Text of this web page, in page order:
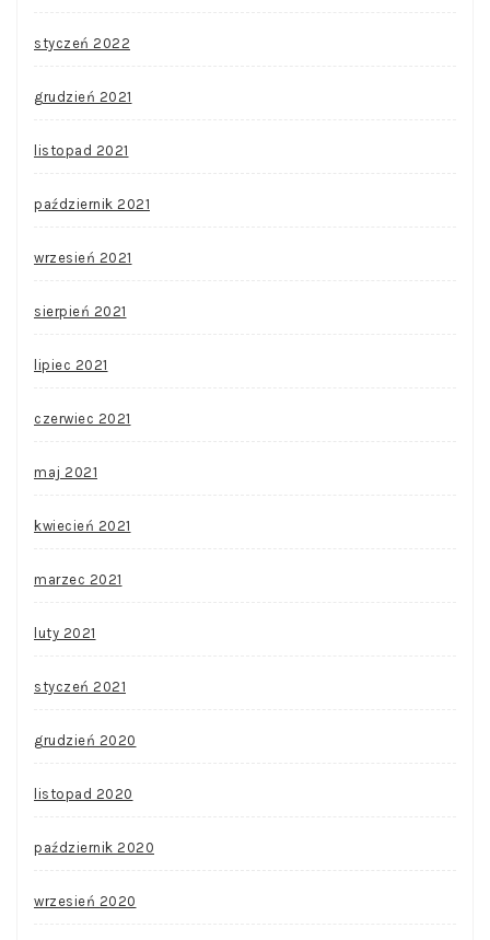
styczeń 2022
grudzień 2021
listopad 2021
październik 2021
wrzesień 2021
sierpień 2021
lipiec 2021
czerwiec 2021
maj 2021
kwiecień 2021
marzec 2021
luty 2021
styczeń 2021
grudzień 2020
listopad 2020
październik 2020
wrzesień 2020